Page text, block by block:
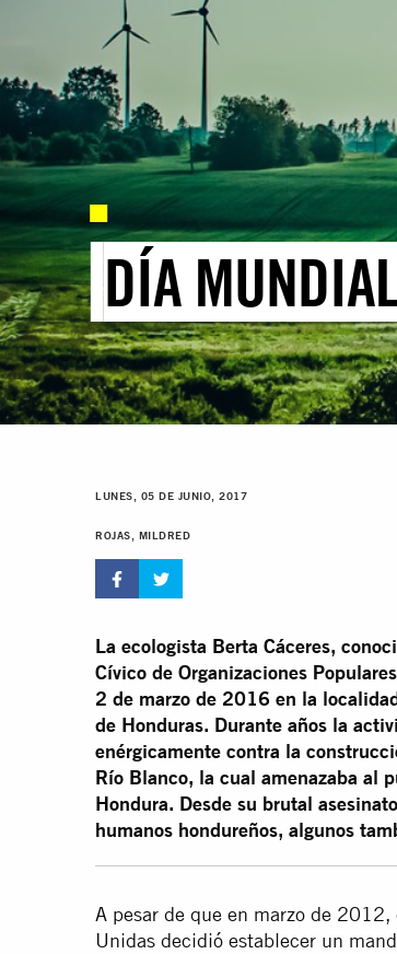
DÍA
LUNES, 05 DE JUNIO, 2017
ROJAS, MILDRED
La ecologista Berta Cáceres,
Cívico de Organizaciones
2 de marzo de 2016 en la
de Honduras. Durante años la
enérgicamente contra la
Río Blanco, la cual amenazaba al
Hondura. Desde su brutal
humanos hondureños, algunos
A pesar de que en marzo de
Unidas decidió establecer un